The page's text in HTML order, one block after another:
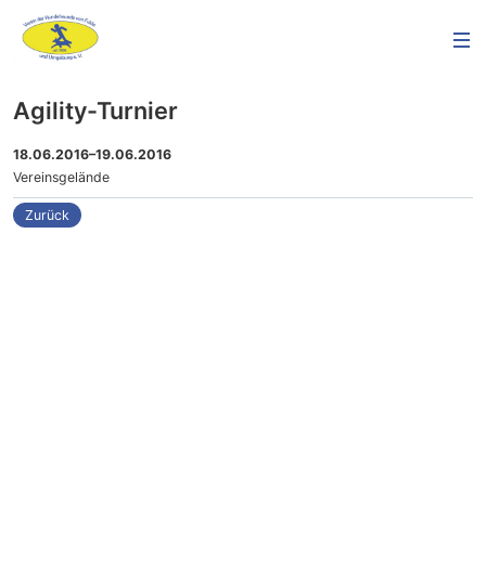
Agility-Turnier
18.06.2016–19.06.2016
Vereinsgelände
Zurück